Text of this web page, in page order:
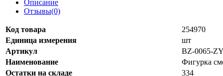
Описание
Отзывы(0)
Код товара
254970
Единица измерения
шт
Артикул
BZ-0065-
Наименование
Фигурка
Остатки на складе
334